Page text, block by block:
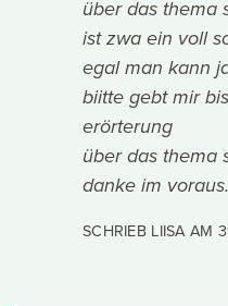
über das thema
ist zwa ein voll
egal man kann
biitte gebt mir
erörterung
über das thema
danke im voraus.
SCHRIEB LIISA AM